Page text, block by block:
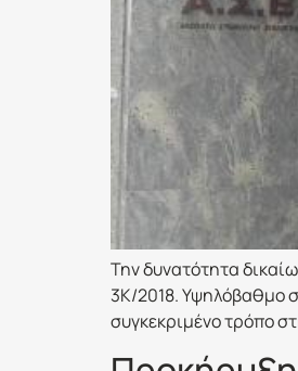
Την δυνατότητα
3Κ/2018. Υψηλόβαθμο
συγκεκριμένο τρόπο